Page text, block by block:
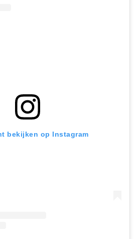
bekijken op Instagram